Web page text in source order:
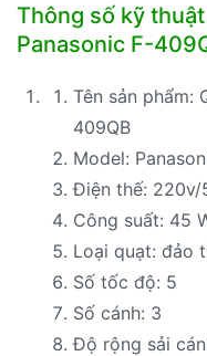
Thông số kỹ
Panasonic F-
Tên sản phẩm:
409QB
Model:
Điện thế: 220v/
Công suất: 45
Loại quạt: đảo
Số tốc độ: 5
Số cánh: 3
Độ rộng sải